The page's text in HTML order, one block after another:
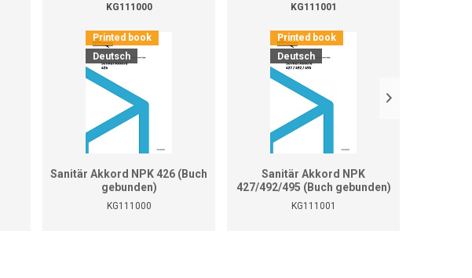
KG111000
Printed book
Deutsch
Sanitär Akkord NPK 426 (Buch
gebunden)
KG111000
KG111001
Printed book
Deutsch
Sanitär Akkord NPK
427/492/495 (Buch gebunden)
KG111001